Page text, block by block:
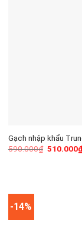
Gạch nhập khẩu
590.000₫ 510.000₫
-14%